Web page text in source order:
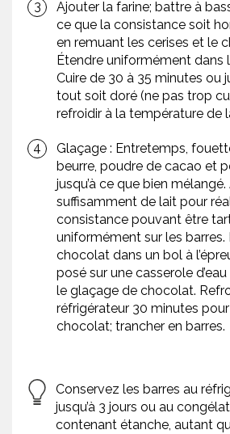
Ajouter la farine; battre à
ce que la consistance soit
en remuant les cerises et le
Étendre uniformément dans
Cuire de 30 à 35 minutes ou
tout soit doré (ne pas trop
refroidir à la température de
Glaçage : Entretemps,
beurre, poudre de cacao et
jusqu’à ce que bien
suffisamment de lait pour
consistance pouvant être
uniformément sur les barres.
chocolat dans un bol à
posé sur une casserole
le glaçage de chocolat.
réfrigérateur 30 minutes
chocolat; trancher en barres.
Conservez les barres au
jusqu’à 3 jours ou au
contenant étanche, autant